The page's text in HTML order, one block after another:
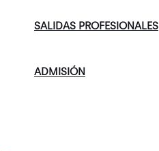
SALIDAS PROFESIONALES
ADMISIÓN